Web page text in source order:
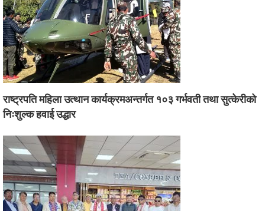
राष्ट्रपति महिला उत्थान कार्यक्रमअन्तर्गत १०३ गर्भवती तथा सुत्केरीको
निःशुल्क हवाई उद्धार